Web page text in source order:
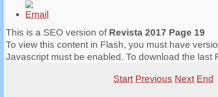
This is a SEO version of Revista 2017 Page 19
To view this content in Flash, you must have
Javascript must be enabled. To download the last
Start Previous Next End